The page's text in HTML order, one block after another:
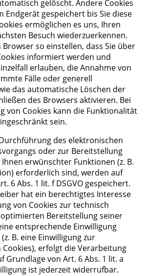
gelöscht. Andere Cookies
Endgerät gespeichert bis Sie diese
ermöglichen es uns, Ihren
Besuch wiederzuerkennen.
so einstellen, dass Sie über
informiert werden und
erlauben, die Annahme von
Fälle oder generell
das automatische Löschen der
des Browsers aktivieren. Bei
von Cookies kann die Funktionalität
sein.
des elektronischen
oder zur Bereitstellung
erwünschter Funktionen (z. B.
erforderlich sind, werden auf
6 Abs. 1 lit. f DSGVO gespeichert.
hat ein berechtigtes Interesse
von Cookies zur technisch
Bereitstellung seiner
entsprechende Einwilligung
B. eine Einwilligung zur
Cookies), erfolgt die Verarbeitung
Grundlage von Art. 6 Abs. 1 lit. a
ist jederzeit widerrufbar.